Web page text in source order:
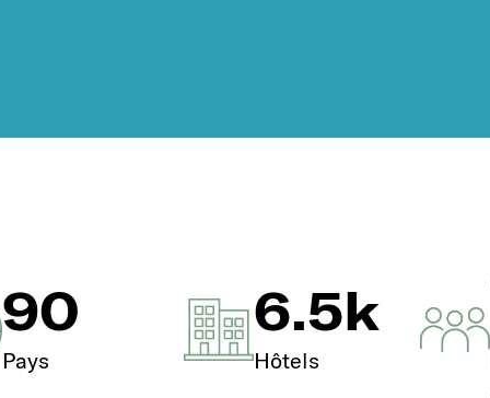
90
Pays
6.5k
Hôtels